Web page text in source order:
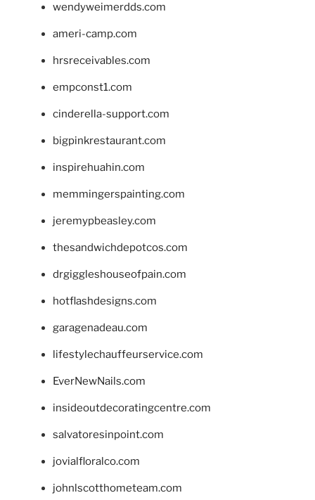
wendyweimerdds.com
ameri-camp.com
hrsreceivables.com
empconst1.com
cinderella-support.com
bigpinkrestaurant.com
inspirehuahin.com
memmingerspainting.com
jeremypbeasley.com
thesandwichdepotcos.com
drgiggleshouseofpain.com
hotflashdesigns.com
garagenadeau.com
lifestylechauffeurservice.com
EverNewNails.com
insideoutdecoratingcentre.com
salvatoresinpoint.com
jovialfloralco.com
johnlscotthometeam.com